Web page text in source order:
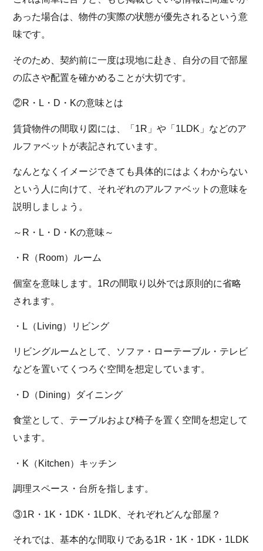
あった場合は、物件の実際の状態が優先されるという意
味です。
そのため、契約前に一度は現地に赴き、自分の目で部屋
の広さや配置を確かめることが大切です。
②R・L・D・Kの意味とは
賃貸物件の間取り図には、「1R」や「1LDK」などのア
ルファベットが表記されています。
なんとなくイメージできても具体的にはよくわからない
という人に向けて、それぞれのアルファベットの意味を
説明しましょう。
～R・L・D・Kの意味～
・R（Room）ルーム
個室を意味します。1Rの間取り以外では原則的に省略
されます。
・L（Living）リビング
リビングルームとして、ソファ・ローテーブル・テレビ
などを置いてくつろぐ空間を想定しています。
・D（Dining）ダイニング
食堂として、テーブルおよび椅子を置く空間を想定して
います。
・K（Kitchen）キッチン
調理スペース・台所を指します。
③1R・1K・1DK・1LDK、それぞれどんな部屋？
それでは、基本的な間取りである1R・1K・1DK・1LDK